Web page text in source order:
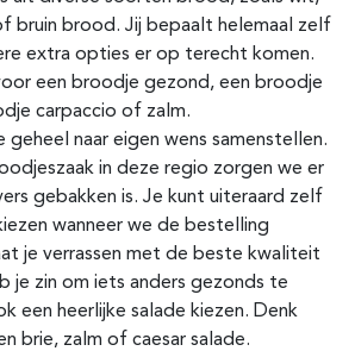
bruin brood. Jij bepaalt helemaal zelf
extra opties er op terecht komen.
een broodje gezond, een broodje
carpaccio of zalm.
geheel naar eigen wens samenstellen.
in deze regio zorgen we er
gebakken is. Je kunt uiteraard zelf
wanneer we de bestelling
je verrassen met de beste kwaliteit
je zin om iets anders gezonds te
een heerlijke salade kiezen. Denk
brie, zalm of caesar salade.